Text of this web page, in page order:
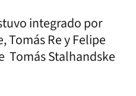
integrado por
Tomás Re y Felipe
Tomás Stalhandske